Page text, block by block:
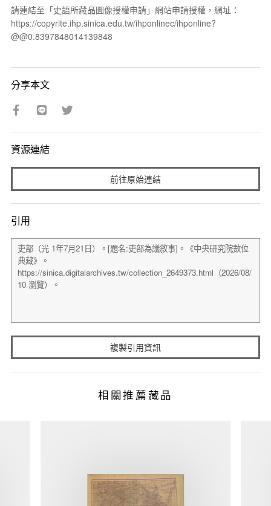
請連結至「史語所藏品圖像授權申請」網站申請授權，網址：
https://copyrite.ihp.sinica.edu.tw/ihponlinec/ihponline?
@@0.8397848014139848
分享本文
資源連結
前往原始連結
引用
複製引用資訊
相關推薦藏品